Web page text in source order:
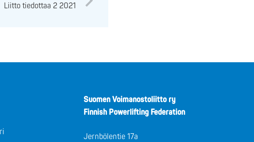
Liitto tiedottaa 2 2021
Suomen Voimanostoliitto ry
Finnish Powerlifting Federation
Jernbölentie 17a